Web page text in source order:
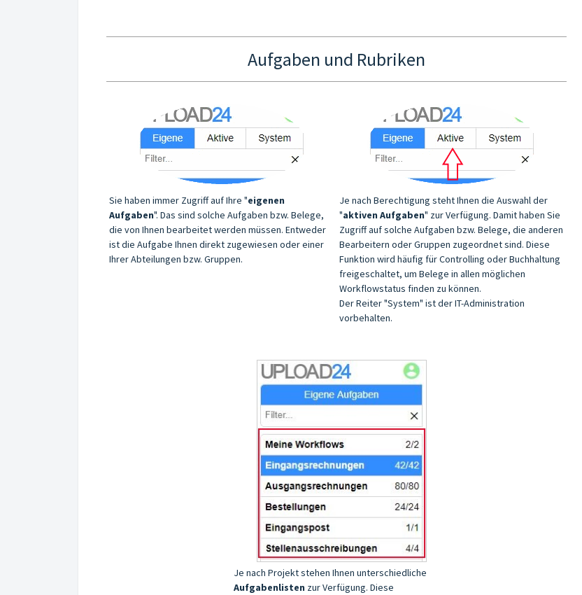
Aufgaben und Rubriken
Sie haben immer Zugriff auf Ihre "eigenen
Aufgaben". Das sind solche Aufgaben bzw. Belege,
die von Ihnen bearbeitet werden müssen. Entweder
ist die Aufgabe Ihnen direkt zugewiesen oder einer
Ihrer Abteilungen bzw. Gruppen.
Je nach Berechtigung steht Ihnen die Auswahl der
"aktiven Aufgaben" zur Verfügung. Damit haben Sie
Zugriff auf solche Aufgaben bzw. Belege, die anderen
Bearbeitern oder Gruppen zugeordnet sind. Diese
Funktion wird häufig für Controlling oder Buchhaltung
freigeschaltet, um Belege in allen möglichen
Workflowstatus finden zu können.
Der Reiter "System" ist der IT-Administration
vorbehalten.
Je nach Projekt stehen Ihnen unterschiedliche
Aufgabenlisten zur Verfügung. Diese